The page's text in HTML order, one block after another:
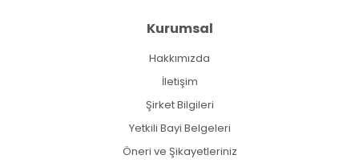
Kurumsal
Hakkımızda
İletişim
Şirket Bilgileri
Yetkili Bayi Belgeleri
Öneri ve Şikayetleriniz